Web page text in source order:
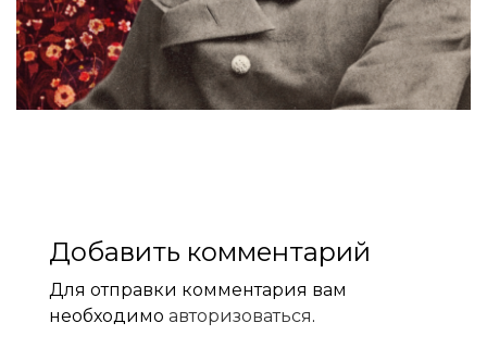
Добавить комментарий
Для отправки комментария вам
необходимо авторизоваться.